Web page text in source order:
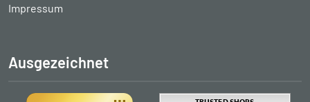
Impressum
Ausgezeichnet